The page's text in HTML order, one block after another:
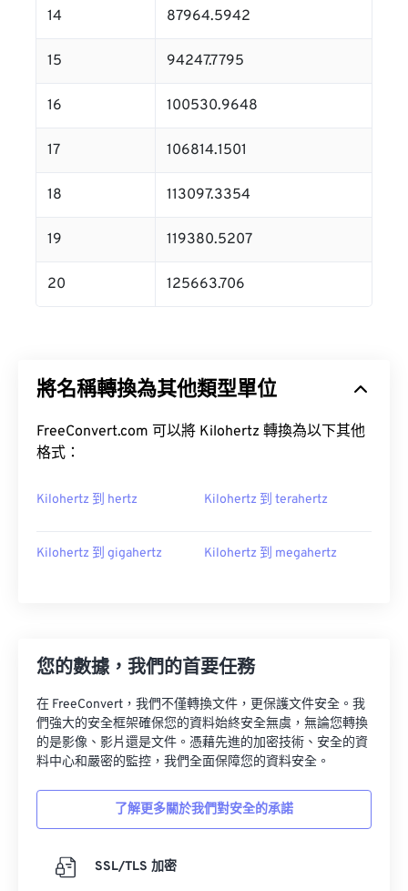
14 87964.5942
15 94247.7795
16 100530.9648
17 106814.1501
18 113097.3354
19 119380.5207
20 125663.706
將名稱轉換為其他類型單位
FreeConvert.com 可以將 Kilohertz 轉換為以下其他
格式：
Kilohertz 到 hertz Kilohertz 到 terahertz
Kilohertz 到 gigahertz Kilohertz 到 megahertz
您的數據，我們的首要任務
在 FreeConvert，我們不僅轉換文件，更保護文件安全。我
們強大的安全框架確保您的資料始終安全無虞，無論您轉換
的是影像、影片還是文件。憑藉先進的加密技術、安全的資
料中心和嚴密的監控，我們全面保障您的資料安全。
了解更多關於我們對安全的承諾
SSL/TLS 加密